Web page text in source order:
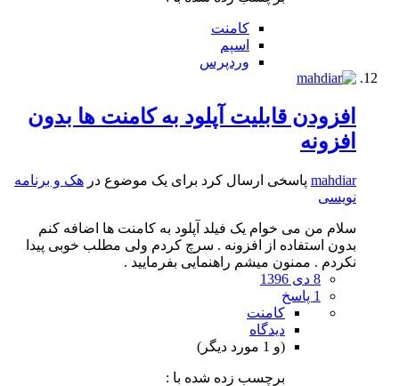
کامنت
اسپم
وردپرس
افزودن قابلیت آپلود به کامنت ها بدون
افزونه
mahdiar پاسخی ارسال کرد برای یک موضوع در هک و برنامه
نویسی
سلام من می خوام یک فیلد آپلود به کامنت ها اضافه کنم
بدون استفاده از افزونه . سرچ کردم ولی مطلب خوبی پیدا
نکردم . ممنون میشم راهنمایی بفرمایید .
8 دی 1396
1 پاسخ
کامنت
دیدگاه
(و 1 مورد دیگر)
برچسب زده شده با :